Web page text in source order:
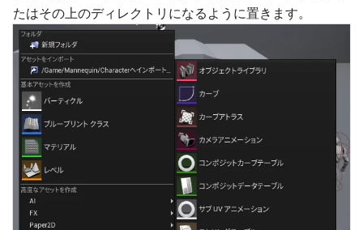
たはその上のディレクトリになるように置きます。